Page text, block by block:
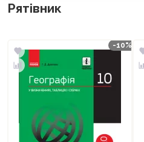
Рятівник
-10%